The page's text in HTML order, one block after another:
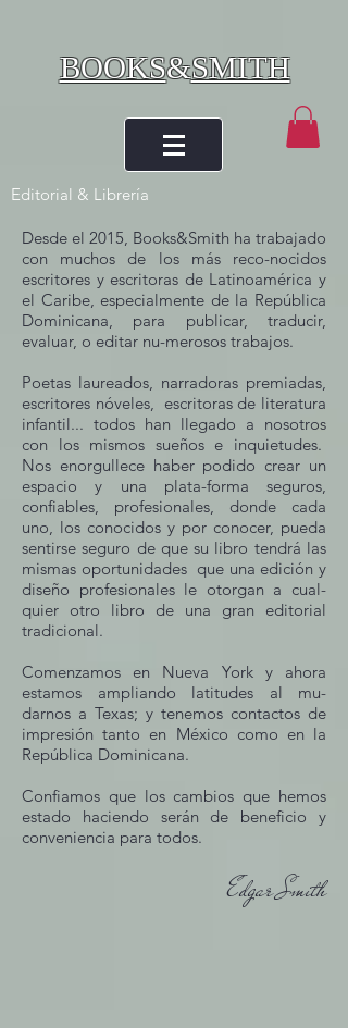
BOOKS&SMITH
Editorial & Librería
Desde el 2015, Books&Smith ha trabajado
con muchos de los más reco-nocidos
escritores y escritoras de Latinoamérica y
el Caribe, especialmente de la República
Dominicana, para publicar, traducir,
evaluar, o editar nu-merosos trabajos.
Poetas laureados, narradoras premiadas,
escritores nóveles, escritoras de literatura
infantil... todos han llegado a nosotros
con los mismos sueños e inquietudes.
Nos enorgullece haber podido crear un
espacio y una plata-forma seguros,
confiables, profesionales, donde cada
uno, los conocidos y por conocer, pueda
sentirse seguro de que su libro tendrá las
mismas oportunidades que una edición y
diseño profesionales le otorgan a cual-
quier otro libro de una gran editorial
tradicional.
Comenzamos en Nueva York y ahora
estamos ampliando latitudes al mu-
darnos a Texas; y tenemos contactos de
impresión tanto en México como en la
República Dominicana.
Confiamos que los cambios que hemos
estado haciendo serán de beneficio y
conveniencia para todos.
Edgar Smith